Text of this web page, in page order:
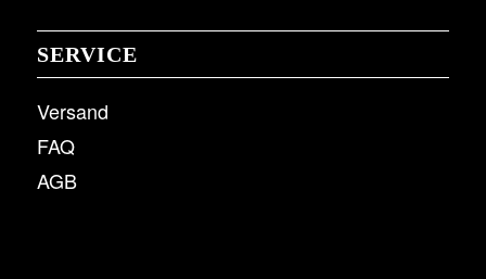
SERVICE
Versand
FAQ
AGB